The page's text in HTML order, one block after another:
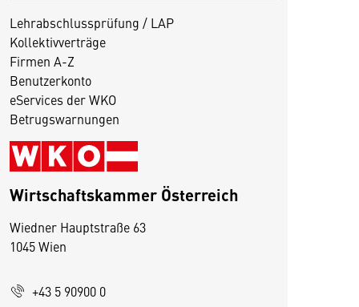
Lehrabschlussprüfung / LAP
Kollektivverträge
Firmen A-Z
Benutzerkonto
eServices der WKO
Betrugswarnungen
Wirtschaftskammer Österreich
Wiedner Hauptstraße 63
1045 Wien
+43 5 90900 0
D
e